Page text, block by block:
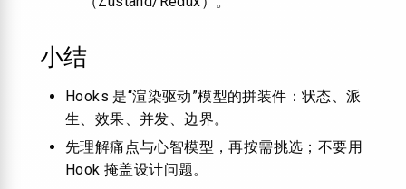
小结
Hooks 是“渲染驱动”模型的拼装件：状态、派
生、效果、并发、边界。
先理解痛点与心智模型，再按需挑选；不要用
Hook 掩盖设计问题。